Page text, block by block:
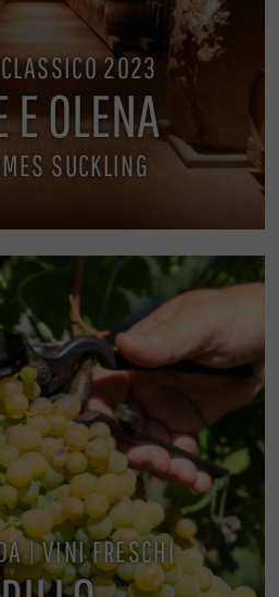
2023
E OLENA
SUCKLING
| VINI FRESCHI